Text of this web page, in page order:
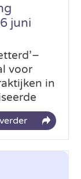
juni
voor
in